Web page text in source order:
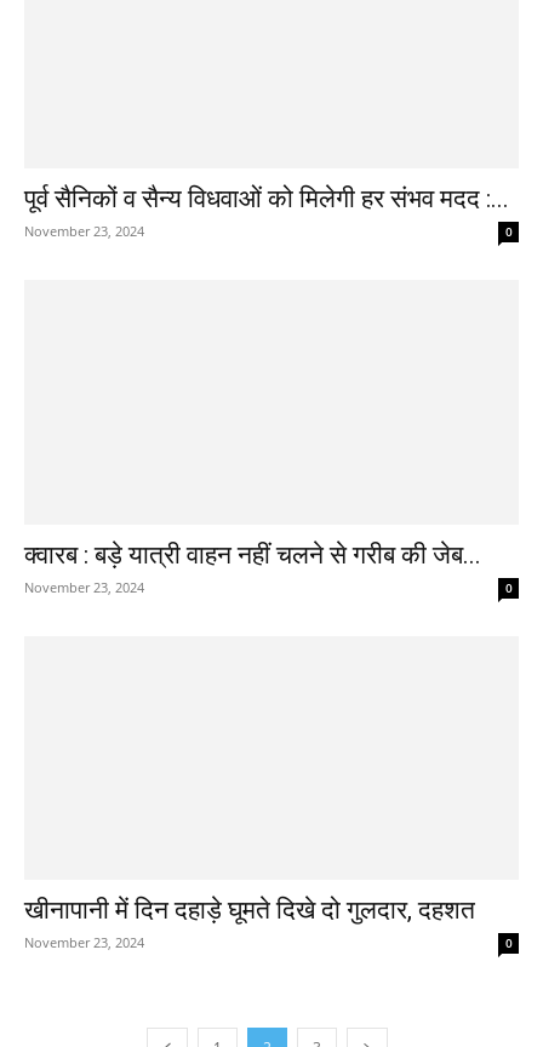
पूर्व सैनिकों व सैन्य विधवाओं को मिलेगी हर संभव मदद :...
November 23, 2024 0
क्वारब : बड़े यात्री वाहन नहीं चलने से गरीब की जेब...
November 23, 2024 0
खीनापानी में दिन दहाड़े घूमते दिखे दो गुलदार, दहशत
November 23, 2024 0